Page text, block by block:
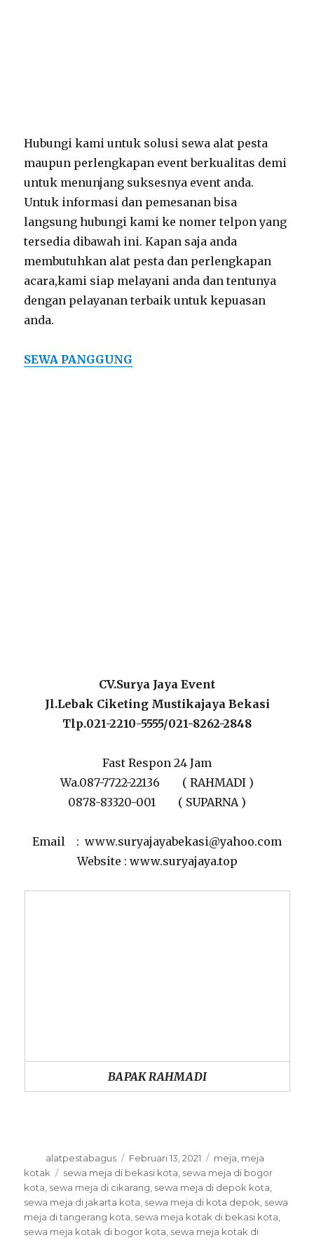
Hubungi kami untuk solusi sewa alat pesta
maupun perlengkapan event berkualitas demi
untuk menunjang suksesnya event anda.
Untuk informasi dan pemesanan bisa
langsung hubungi kami ke nomer telpon yang
tersedia dibawah ini. Kapan saja anda
membutuhkan alat pesta dan perlengkapan
acara,kami siap melayani anda dan tentunya
dengan pelayanan terbaik untuk kepuasan
anda.
SEWA PANGGUNG
CV.Surya Jaya Event
Jl.Lebak Ciketing Mustikajaya Bekasi
Tlp.021-2210-5555/021-8262-2848
Fast Respon 24 Jam
Wa.087-7722-22136 ( RAHMADI )
0878-83320-001 ( SUPARNA )
Email : www.suryajayabekasi@yahoo.com
Website : www.suryajaya.top
BAPAK RAHMADI
Author
alatpestabagus
Posted
on
Februari 13, 2021 Categories
meja, meja
kotak
Tags
sewa meja di bekasi kota, sewa meja di bogor
kota, sewa meja di cikarang, sewa meja di depok kota,
sewa meja di jakarta kota, sewa meja di kota depok, sewa
meja di tangerang kota, sewa meja kotak di bekasi kota,
sewa meja kotak di bogor kota, sewa meja kotak di